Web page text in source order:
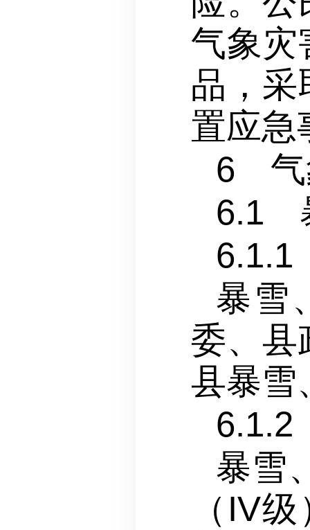
气象灾
品，采
置应急
6 气
6.1
6.1.1
暴雪
委、县
县暴雪
6.1.2
暴雪
（IV